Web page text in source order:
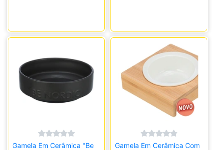
Gamela Em Cerâmica "Be
Gamela Em Cerâmica Com